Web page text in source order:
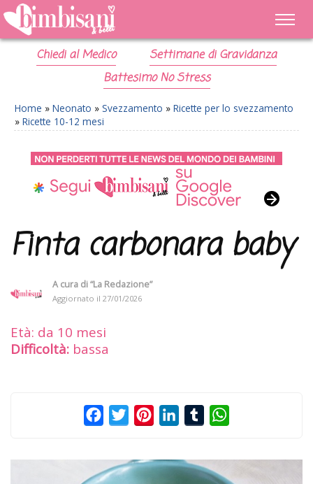
Chiedi al Medico
Settimane di Gravidanza
Battesimo No Stress
Home » Neonato » Svezzamento » Ricette per lo svezzamento
» Ricette 10-12 mesi
Finta carbonara baby
A cura di“La Redazione”
Aggiornato il 27/01/2026
Età: da 10 mesi
Difficoltà: bassa
FacebookTwitterPinterestLinkedInTumblr